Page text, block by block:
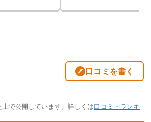
口コミを書く
で公開しています。詳しくは口コミ・ランキ